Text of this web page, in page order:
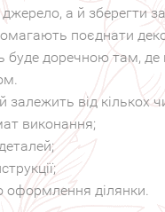
а й зберегти
поєднати
буде доречною там, де
залежить від
виконання;
ділянки.